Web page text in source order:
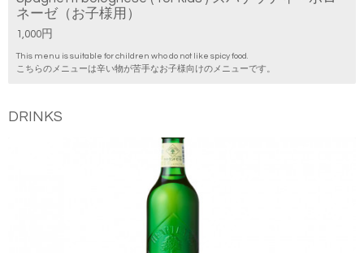
ネーゼ（お子様用）
1,000円
This menu is suitable for children who do not like spicy food.
こちらのメニューは辛い物が苦手なお子様向けのメニューです。
DRINKS